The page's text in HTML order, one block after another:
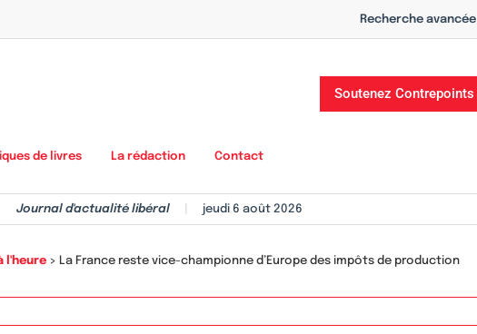
Recherche avancée
Soutenez Contrepoints
de livres La rédaction Contact
Journal d'actualité libéral jeudi 6 août 2026
l'heure> La France reste vice-championne d’Europe des impôts de production